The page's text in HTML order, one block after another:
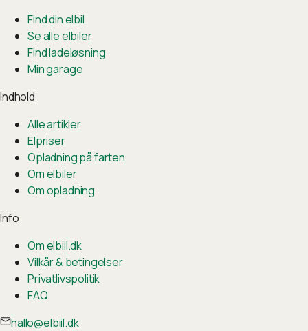
Find din elbil
Se alle elbiler
Find ladeløsning
Min garage
Indhold
Alle artikler
Elpriser
Opladning på farten
Om elbiler
Om opladning
Info
Om elbiil.dk
Vilkår & betingelser
Privatlivspolitik
FAQ
hallo@elbiil.dk